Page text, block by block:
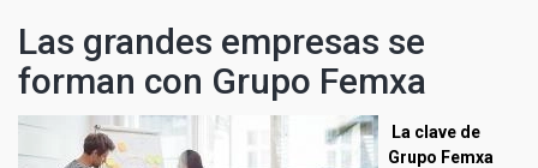
Las grandes empresas se
forman con Grupo Femxa
La clave de
Grupo Femxa